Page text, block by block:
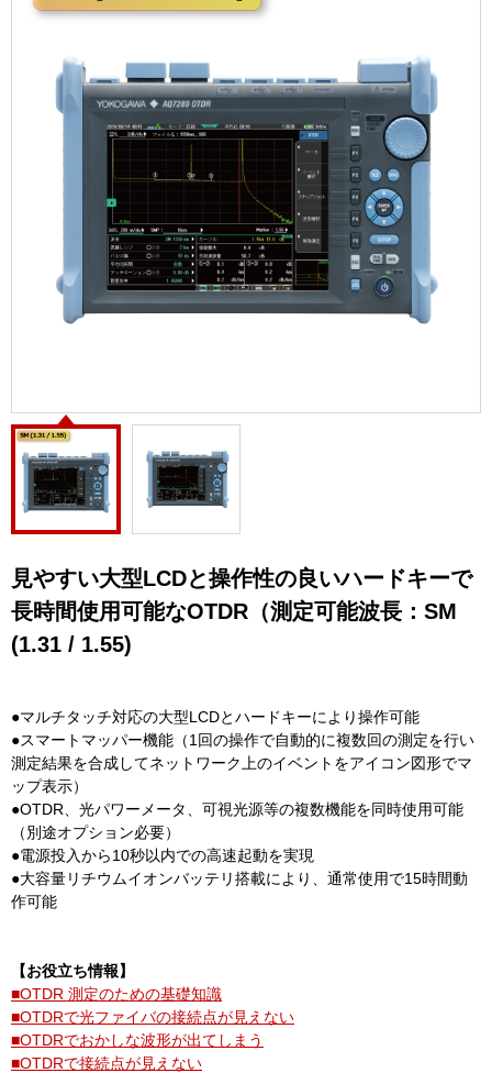
見やすい大型LCDと操作性の良いハードキーで
長時間使用可能なOTDR（測定可能波長：SM
(1.31 / 1.55)
●マルチタッチ対応の大型LCDとハードキーにより操作可能
●スマートマッパー機能（1回の操作で自動的に複数回の測定を行い
測定結果を合成してネットワーク上のイベントをアイコン図形でマ
ップ表示）
●OTDR、光パワーメータ、可視光源等の複数機能を同時使用可能
（別途オプション必要）
●電源投入から10秒以内での高速起動を実現
●大容量リチウムイオンバッテリ搭載により、通常使用で15時間動
作可能
【お役立ち情報】
■OTDR 測定のための基礎知識
■OTDRで光ファイバの接続点が見えない
■OTDRでおかしな波形が出てしまう
■OTDRで接続点が見えない